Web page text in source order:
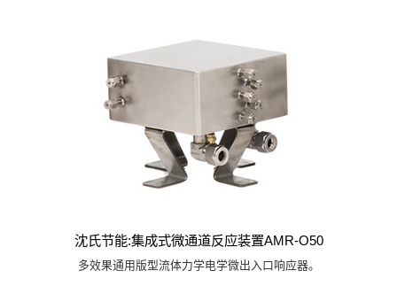
沈氏节能:集成式微通道反应装置AMR-O50
多效果通用版型流体力学电学微出入口响应器。